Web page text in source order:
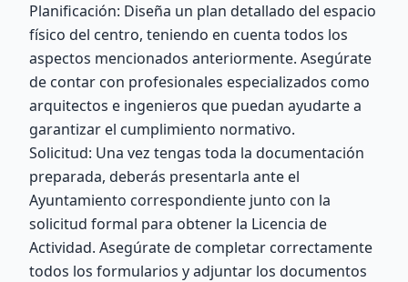
Planificación: Diseña un plan detallado del espacio
físico del centro, teniendo en cuenta todos los
aspectos mencionados anteriormente. Asegúrate
de contar con profesionales especializados como
arquitectos e ingenieros que puedan ayudarte a
garantizar el cumplimiento normativo.
Solicitud: Una vez tengas toda la documentación
preparada, deberás presentarla ante el
Ayuntamiento correspondiente junto con la
solicitud formal para obtener la Licencia de
Actividad. Asegúrate de completar correctamente
todos los formularios y adjuntar los documentos